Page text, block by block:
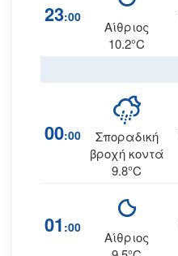
23:00
Αίθριος
10.2°C
00:00
Σποραδική
βροχή κοντά
9.8°C
01 :00
Αίθριος